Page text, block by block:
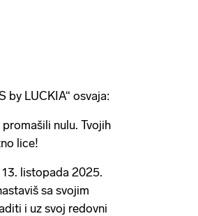
by LUCKIA“ osvaja:
promašili nulu. Tvojih
lice!
listopada 2025.
sa svojim
i uz svoj redovni